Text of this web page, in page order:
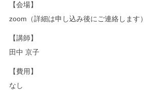
【会場】
zoom（詳細は申し込み後にご連絡します）
【講師】
田中 京子
【費用】
なし